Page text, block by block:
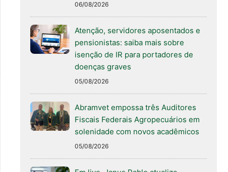
06/08/2026
Atenção, servidores aposentados e
pensionistas: saiba mais sobre
isenção de IR para portadores de
doenças graves
05/08/2026
Abramvet empossa três Auditores
Fiscais Federais Agropecuários em
solenidade com novos acadêmicos
05/08/2026